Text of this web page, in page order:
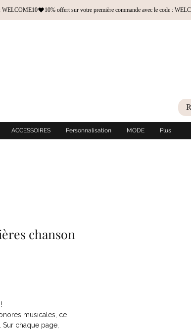
ACCESSOIRES Personnalisation MODE Plus
chanson
musicales, ce
chaque page,